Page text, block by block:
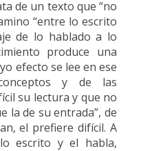
de un texto que “no
“entre lo escrito
de lo hablado a lo
produce una
efecto se lee en ese
y de las
su lectura y que no
la de su entrada”, de
el prefiere difícil. A
escrito y el habla,